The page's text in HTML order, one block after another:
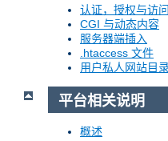
认证，授权与访
CGI 与动态内容
服务器端插入
.htaccess 文件
用户私人网站目
平台相关说明
概述